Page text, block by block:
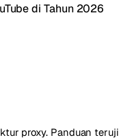
di Tahun 2026
proxy. Panduan teruji